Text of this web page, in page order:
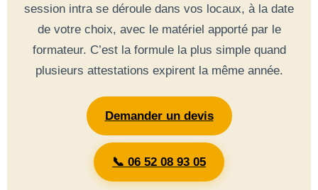
session intra se déroule dans vos locaux, à la date
de votre choix, avec le matériel apporté par le
formateur. C’est la formule la plus simple quand
plusieurs attestations expirent la même année.
Demander un devis
📞 06 52 08 93 05